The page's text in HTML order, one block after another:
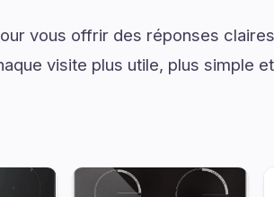
vous offrir des réponses
visite plus utile, plus simple